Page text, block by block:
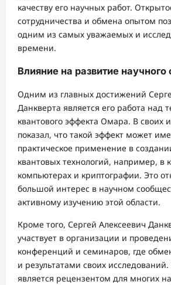
качеству его научных работ.
сотрудничества и обмена опытом
одним из самых уважаемых и
времени.
Влияние на развитие
Одним из главных достижений
Данкверта является его работа над
квантового эффекта Омара. В своих
показал, что такой эффект может
практическое применение в
квантовых технологий, например, в
компьютерах и криптографии. Это
большой интерес в научном
активному изучению этой области.
Кроме того, Сергей Алексеевич
участвует в организации и
конференций и семинаров, где
и результатами своих
является рецензентом для многих